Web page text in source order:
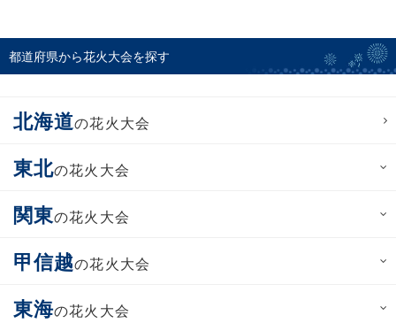
都道府県から花火大会を探す
北海道の花火大会
東北の花火大会
関東の花火大会
甲信越の花火大会
東海の花火大会